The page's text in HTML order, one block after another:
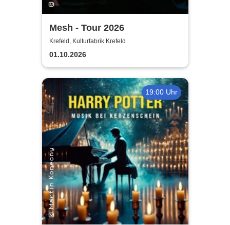
Mesh - Tour 2026
Krefeld, Kulturfabrik Krefeld
01.10.2026
19:00 Uhr